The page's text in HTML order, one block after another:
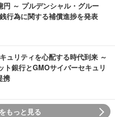
円 ～ プルデンシャル・グルー
行為に関する補償進捗を発表
ュリティを心配する時代到来 ～
ト銀行とGMOサイバーセキュリ
携
もっと見る